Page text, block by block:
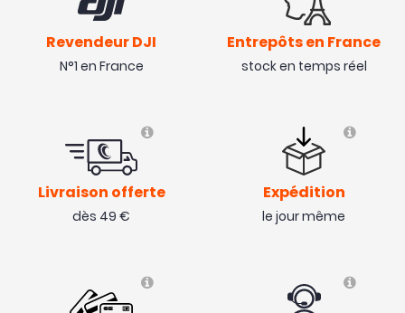
Revendeur DJI
N°1 en France
Entrepôts en France
stock en temps réel
Livraison offerte
dès 49 €
Expédition
le jour même